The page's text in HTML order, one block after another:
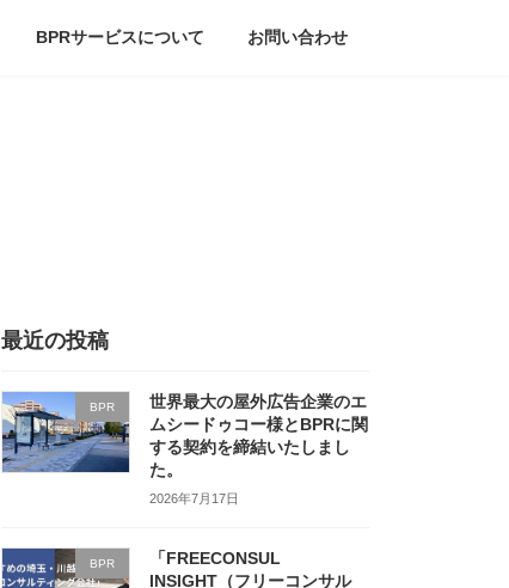
BPRサービスについて お問い合わせ
最近の投稿
BPR
世界最大の屋外広告企業のエ
ムシードゥコー様とBPRに関
する契約を締結いたしまし
た。
2026年7月17日
BPR
「FREECONSUL
INSIGHT（フリーコンサル